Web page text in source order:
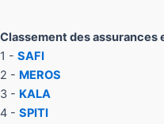
Classement des assurances
1 - SAFI
2 - MEROS
3 - KALA
4 - SPITI